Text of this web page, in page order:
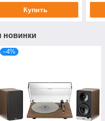
Купить
новинки
–4%